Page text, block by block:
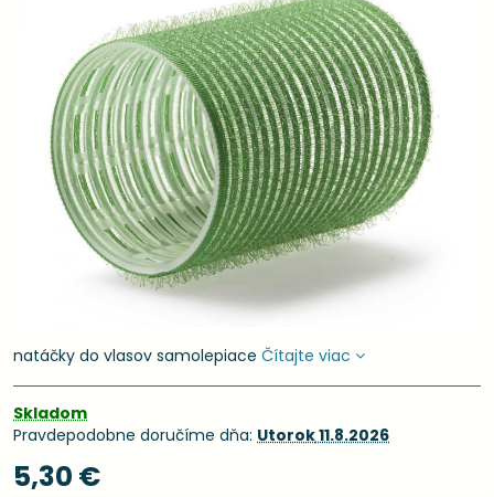
natáčky do vlasov samolepiace Čítajte viac
Skladom
Pravdepodobne doručíme dňa: Utorok11.8.2026
5,30 €